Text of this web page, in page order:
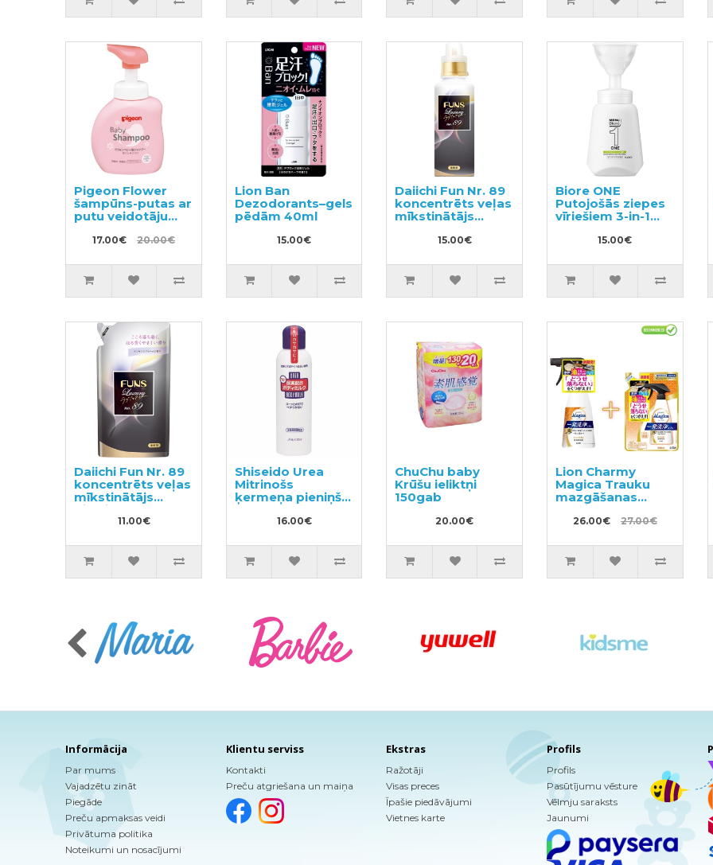
Pigeon Flower
šampūns-putas ar
putu veidotāju
17.00€ 20.00€
Lion Ban
Dezodorants–gels
pēdām 40ml
15.00€
Daiichi Fun Nr. 89
koncentrēts veļas
mīkstinātājs
15.00€
Biore ONE
Putojošās ziepes
vīriešiem 3-in-1
15.00€
Daiichi Fun Nr. 89
koncentrēts veļas
mīkstinātājs
pildviela 480ml
11.00€
Shiseido Urea
Mitrinošs
ķermeņa pieniņš
150ml
16.00€
ChuChu baby
Krūšu ieliktņi
150gab
20.00€
Lion Charmy
Magica Trauku
mazgāšanas
sprejs 300ml +
pildviela 250ml
26.00€ 27.00€
Informācija
Par mums
Vajadzētu zināt
Piegāde
Preču apmaksas veidi
Privātuma politika
Noteikumi un nosacījumi
Klientu serviss
Kontakti
Preču atgriešana un maiņa
Ekstras
Ražotāji
Visas preces
Īpašie piedāvājumi
Vietnes karte
Profils
Profils
Pasūtījumu vēsture
Vēlmju saraksts
Jaunumi